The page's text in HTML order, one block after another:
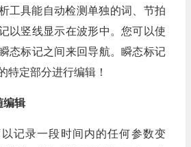
工具能自动检测单独的词、节拍
以竖线显示在波形中。您可以使
态标记之间来回导航。瞬态标记
特定部分进行编辑！
编辑
记录一段时间内的任何参数变